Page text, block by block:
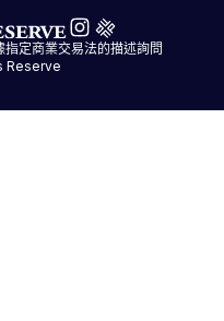
指定商業交易法的描述詢問
Reserve